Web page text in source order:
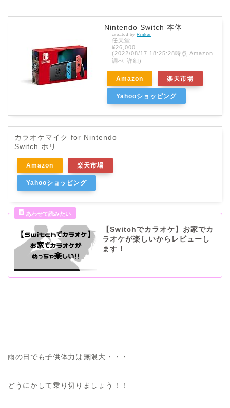
Nintendo Switch 本体
created by Rinker
任天堂
¥26,000
(2022/08/17 18:25:28時点 Amazon
調べ-詳細)
Amazon 楽天市場
Yahooショッピング
カラオケマイク for Nintendo
Switch ホリ
Amazon 楽天市場
Yahooショッピング
【Switchでカラオケ】お家でカ
ラオケが楽しいからレビューし
ます！
雨の日でも子供体力は無限大・・・
どうにかして乗り切りましょう！！